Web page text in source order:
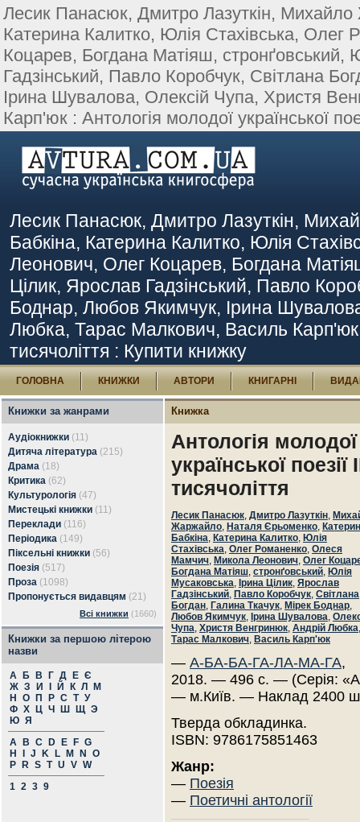
Лесик Панасюк, Дмитро Лазуткін,
Катерина Калитко, Юлія Стахівська,
Коцарев, Богдана Матіяш, стронґовський,
Гадзінський, Павло Коробчук, Світлана
Ірина Шувалова, Олексій Чупа, Христя
Карп'юк : Антологія молодої української
Лесик Панасюк, Дмитро Лазуткін,
Бабкіна, Катерина Калитко, Юлія
Леонович, Олег Коцарев, Богдана
Цілик, Ярослав Гадзінський, Павло
Боднар, Любов Якимчук, Ірина
Любка, Тарас Малкович, Василь Карп'юк :
тисячоліття : Купити книжку
ГОЛОВНА КНИЖКИ АВТОРИ КНИГАРНІ
Книжки за жанрами
Аудіокнижки (11)
Дитяча література (215)
Драма (18)
Критика (62)
Культурологія (47)
Мистецькі книжки (11)
Переклади (116)
Періодика (149)
Піксельні книжки (56)
Поезія (517)
Проза (1098)
Пропонується видавцям (21)
Всі книжки (1660)
Книжки за першою літерою
назви
А Б В Г Д Е Є
Ж З И Й К Л
М
Н
О П Р С Т У
Ф Х Ц Ч Ш Щ Э
Ю Я
A
B C D E F G
H
J K L M N
O
P
R S T U V W
1 2 3 9
Книжка
Антологія молодої
української поезії
тисячоліття
Лесик Панасюк, Дмитро Лазуткін,
Жаржайло, Наталя Єрьоменко,
Бабкіна, Катерина Калитко, Юлія
Стахівська, Олег Романенко, Олеся
Мамчич, Микола Леонович, Олег
Богдана Матіяш, стронґовський, Юлія
Мусаковська, Ірина Цілик, Ярослав
Гадзінський, Павло Коробчук, Світлана
Богдан, Галина Ткачук, Мірек Боднар,
Любов Якимчук, Ірина Шувалова,
Чупа, Христя Венгринюк, Андрій Любка,
Тарас Малкович, Василь Карп'юк
— А-БА-БА-ГА-ЛА-МА-ГА,
2018. — 496 с. — (Серія:
— м.Київ. — Наклад 2400
Тверда обкладинка.
ISBN: 9786175851463
Жанр:
— Поезія
— Поетичні антології